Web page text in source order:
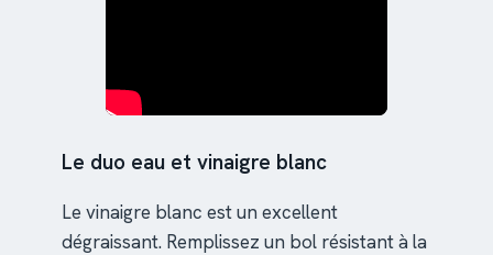
Le duo eau et vinaigre blanc
Le vinaigre blanc est un excellent
dégraissant. Remplissez un bol résistant à la